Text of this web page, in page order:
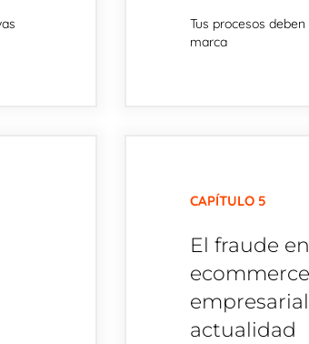
Tus procesos
marca
CAPÍTULO 5
El fraude
actualidad